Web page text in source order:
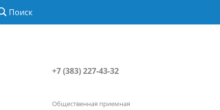
Поиск
+7 (383) 227-43-32
Общественная приемная